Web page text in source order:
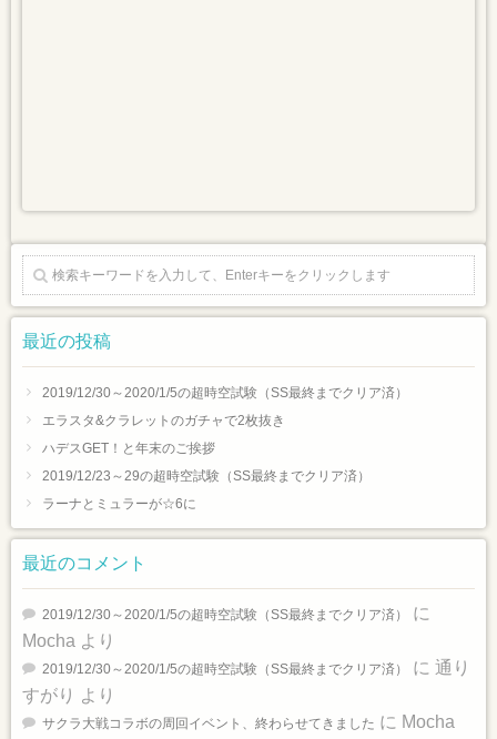
最近の投稿
2019/12/30～2020/1/5の超時空試験（SS最終までクリア済）
エラスタ&クラレットのガチャで2枚抜き
ハデスGET！と年末のご挨拶
2019/12/23～29の超時空試験（SS最終までクリア済）
ラーナとミュラーが☆6に
最近のコメント
2019/12/30～2020/1/5の超時空試験（SS最終までクリア済）
に
Mocha より
2019/12/30～2020/1/5の超時空試験（SS最終までクリア済） に 通り
すがり より
サクラ大戦コラボの周回イベント、終わらせてきました に Mocha